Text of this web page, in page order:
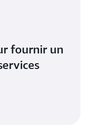
fournir un